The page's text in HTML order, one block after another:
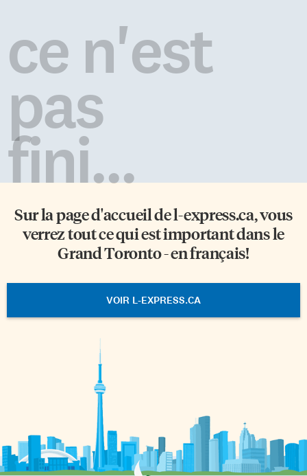
ce n'est
pas
fini...
Sur la page d'accueil del-express.ca, vous
verrez tout ce qui est important dans le
Grand Toronto - en français!
VOIR L-EXPRESS.CA